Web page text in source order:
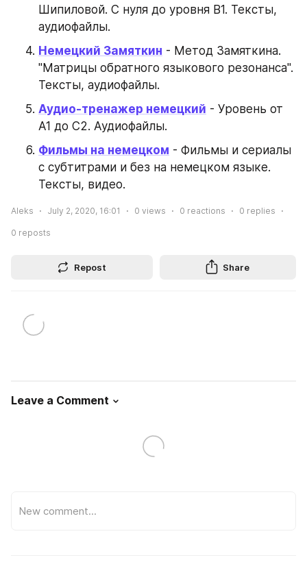
Шипиловой. С нуля до уровня B1. Тексты,
аудиофайлы.
Немецкий Замяткин - Метод Замяткина.
"Матрицы обратного языкового резонанса".
Тексты, аудиофайлы.
Аудио-тренажер немецкий - Уровень от
A1 до C2. Аудиофайлы.
Фильмы на немецком - Фильмы и сериалы
с субтитрами и без на немецком языке.
Тексты, видео.
Aleks July 2, 2020, 16:01 0 views 0 reactions 0 replies
0 reposts
Repost Share
Leave a Comment